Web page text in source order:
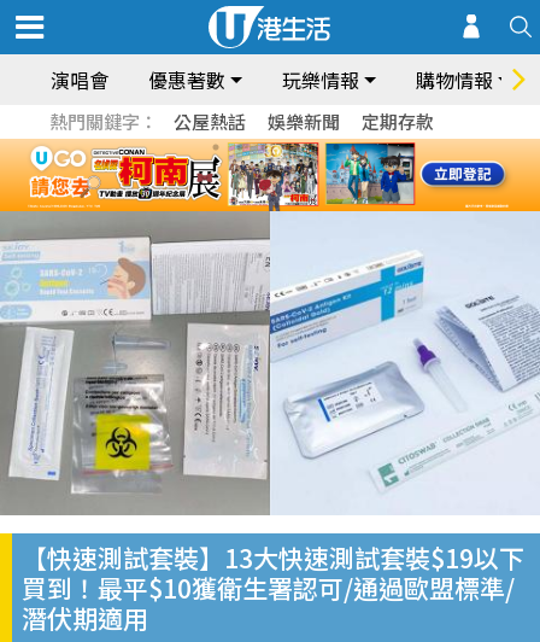
演唱會 優惠著數 玩樂情報 購物情報
熱門關鍵字： 公屋熱話 娛樂新聞 定期存款
【快速測試套裝】13大快速測試套裝$19以下
買到！最平$10獲衛生署認可/通過歐盟標準/
潛伏期適用